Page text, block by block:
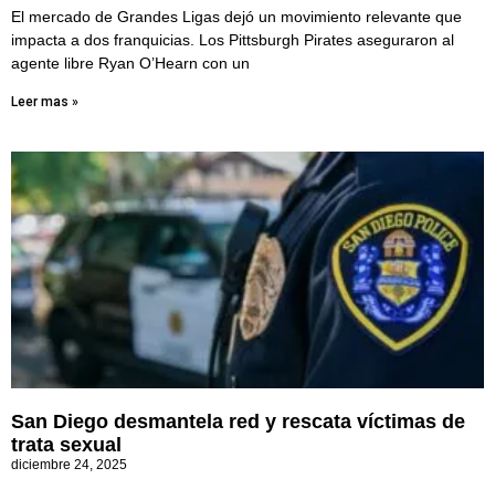
El mercado de Grandes Ligas dejó un movimiento relevante que
impacta a dos franquicias. Los Pittsburgh Pirates aseguraron al
agente libre Ryan O’Hearn con un
Leer mas »
San Diego desmantela red y rescata víctimas de
trata sexual
diciembre 24, 2025